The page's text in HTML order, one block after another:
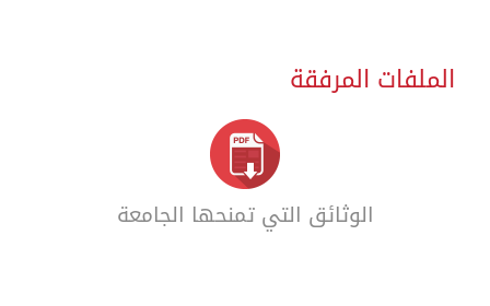
الملفات المرفقة
الوثائق التي تمنحها الجامعة